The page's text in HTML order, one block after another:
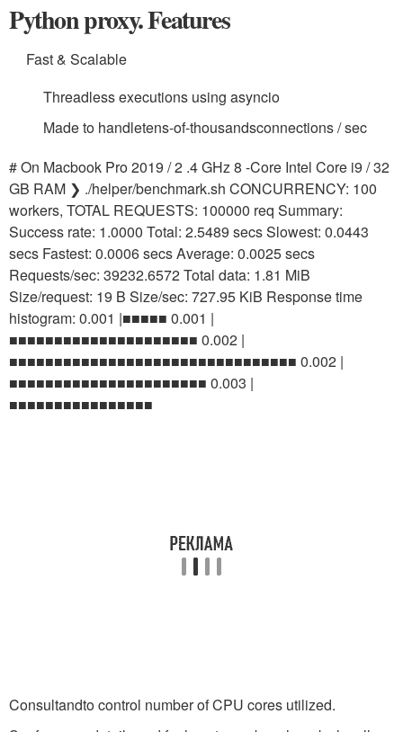
Python proxy. Features
Fast & Scalable
Threadless executions using asyncio
Made to handletens-of-thousandsconnections / sec
# On Macbook Pro 2019 / 2 .4 GHz 8 -Core Intel Core i9 / 32
GB RAM ❯ ./helper/benchmark.sh CONCURRENCY: 100
workers, TOTAL REQUESTS: 100000 req Summary:
Success rate: 1.0000 Total: 2.5489 secs Slowest: 0.0443
secs Fastest: 0.0006 secs Average: 0.0025 secs
Requests/sec: 39232.6572 Total data: 1.81 MiB
Size/request: 19 B Size/sec: 727.95 KiB Response time
histogram: 0.001 |■■■■■ 0.001 |
■■■■■■■■■■■■■■■■■■■■■ 0.002 |
■■■■■■■■■■■■■■■■■■■■■■■■■■■■■■■■ 0.002 |
■■■■■■■■■■■■■■■■■■■■■■ 0.003 |
■■■■■■■■■■■■■■■■
Consultandto control number of CPU cores utilized.